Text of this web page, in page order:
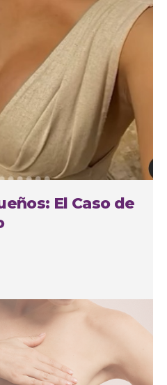
El Caso de